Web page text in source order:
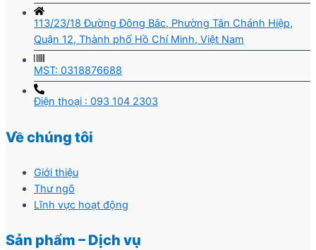
113/23/18 Đường Đông Bắc, Phường Tân Chánh Hiệp,
Quận 12, Thành phố Hồ Chí Minh, Việt Nam
MST: 0318876688
Điện thoại : 093 104 2303
Về chúng tôi
Giới thiệu
Thư ngõ
Lĩnh vực hoạt động
Sản phẩm – Dịch vụ